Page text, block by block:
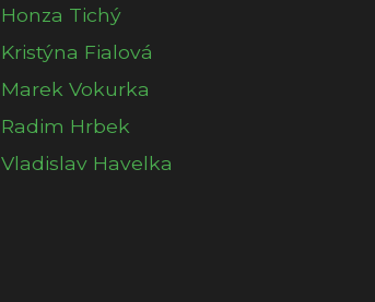
Honza Tichý
Kristýna Fialová
Marek Vokurka
Radim Hrbek
Vladislav Havelka